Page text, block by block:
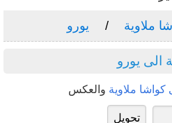
ملاوية يورو
الى يورو
كواشا ملاوية والعكس